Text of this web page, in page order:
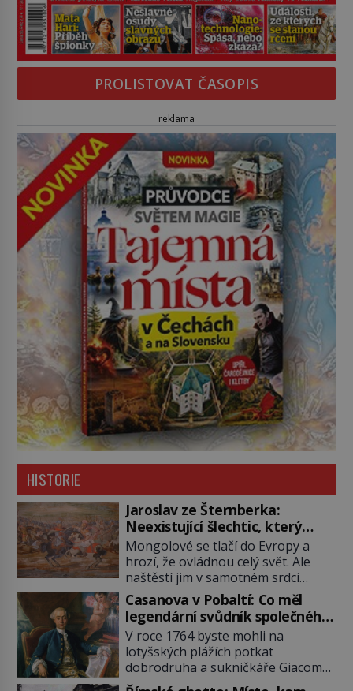
PROLISTOVAT ČASOPIS
reklama
HISTORIE
Jaroslav ze Šternberka:
Neexistující šlechtic, který
z Moravy vyžene Mongoly
Mongolové se tlačí do Evropy a
hrozí, že ovládnou celý svět. Ale
naštěstí jim v samotném srdci
Evropy stojí v cestě malé, ale silné
království, které dokáže
dobyvatelské hordy zastavit. Co
nedokáže žádná z asijských říší, co
nedokážou Němci – to dokáže
český král. Nebo že by ne?
Casanova v Pobaltí: Co měl
legendární svůdník společného
se svobodnými zednáři?
V roce 1764 byste mohli na
lotyšských plážích potkat
dobrodruha a sukničkáře Giacoma
Casanovu. Jeho cesta k Baltskému